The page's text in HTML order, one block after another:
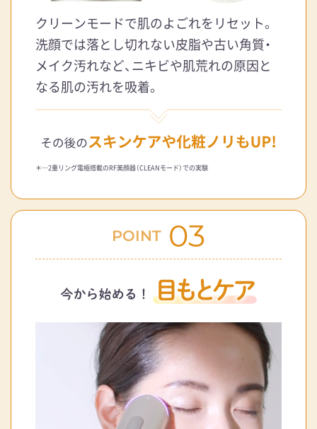
クリーンモードで肌のよごれをリセット。
洗顔では落とし切れない皮脂や古い角質・
メイク汚れなど、ニキビや肌荒れの原因と
なる肌の汚れを吸着。
＊…2重リング電極搭載のRF美顔器（CLEANモード）での実験
POINT 03